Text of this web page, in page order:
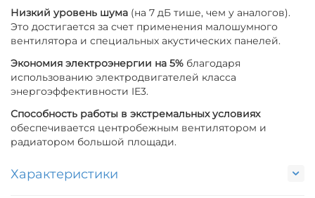
Низкий уровень шума (на 7 дБ тише, чем у аналогов).
Это достигается за счет применения малошумного
вентилятора и специальных акустических панелей.
Экономия электроэнергии на 5% благодаря
использованию электродвигателей класса
энергоэффективности IE3.
Способность работы в экстремальных условиях
обеспечивается центробежным вентилятором и
радиатором большой площади.
Характеристики